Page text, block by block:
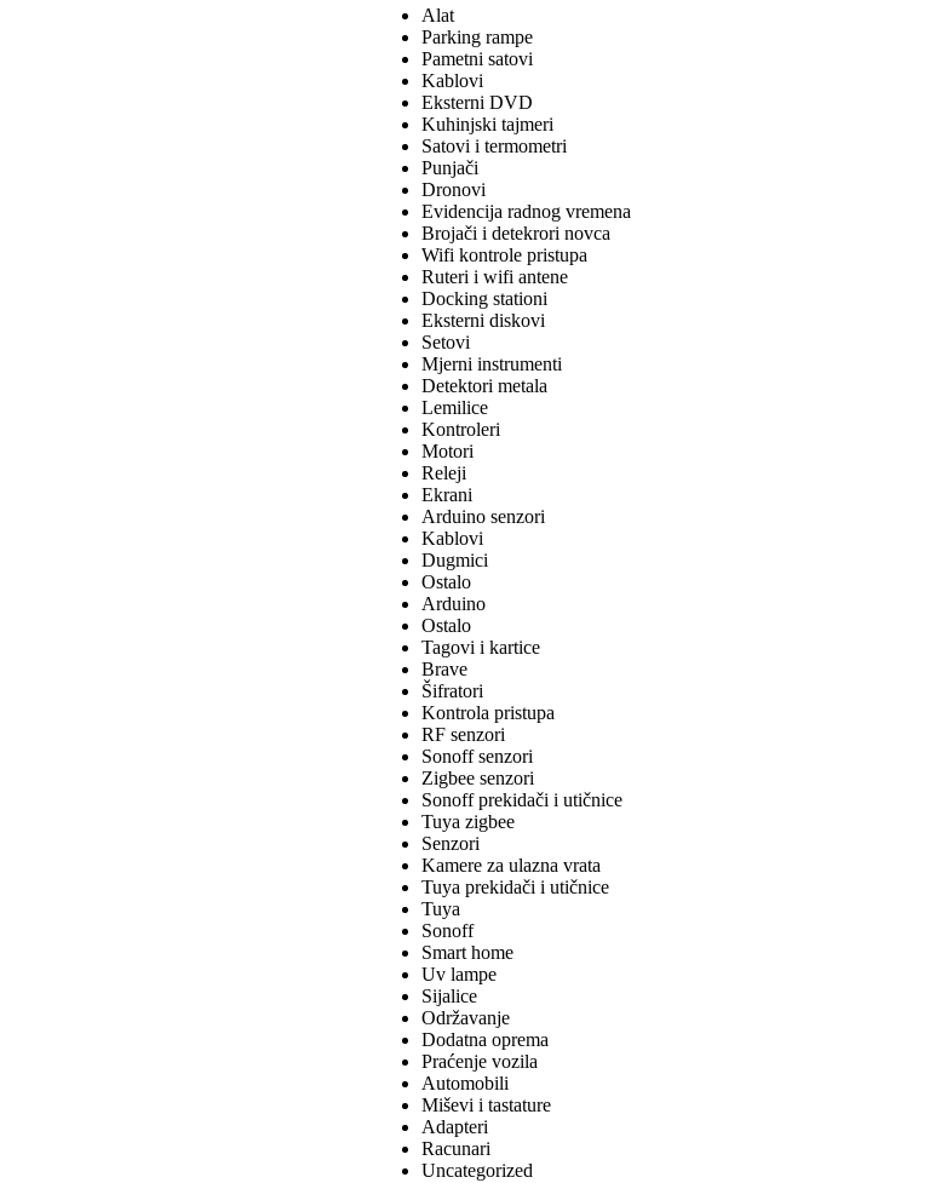
Alat
Parking rampe
Pametni satovi
Kablovi
Eksterni DVD
Kuhinjski tajmeri
Satovi i termometri
Punjači
Dronovi
Evidencija radnog vremena
Brojači i detekrori novca
Wifi kontrole pristupa
Ruteri i wifi antene
Docking stationi
Eksterni diskovi
Setovi
Mjerni instrumenti
Detektori metala
Lemilice
Kontroleri
Motori
Releji
Ekrani
Arduino senzori
Kablovi
Dugmici
Ostalo
Arduino
Ostalo
Tagovi i kartice
Brave
Šifratori
Kontrola pristupa
RF senzori
Sonoff senzori
Zigbee senzori
Sonoff prekidači i utičnice
Tuya zigbee
Senzori
Kamere za ulazna vrata
Tuya prekidači i utičnice
Tuya
Sonoff
Smart home
Uv lampe
Sijalice
Održavanje
Dodatna oprema
Praćenje vozila
Automobili
Miševi i tastature
Adapteri
Racunari
Uncategorized